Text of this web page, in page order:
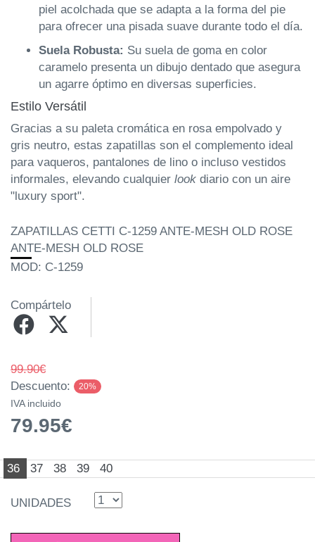
piel acolchada que se adapta a la forma del pie
para ofrecer una pisada suave durante todo el día.
Suela Robusta: Su suela de goma en color
caramelo presenta un dibujo dentado que asegura
un agarre óptimo en diversas superficies.
Estilo Versátil
Gracias a su paleta cromática en rosa empolvado y
gris neutro, estas zapatillas son el complemento ideal
para vaqueros, pantalones de lino o incluso vestidos
informales, elevando cualquier look diario con un aire
"luxury sport".
ZAPATILLAS CETTI C-1259 ANTE-MESH OLD ROSE
ANTE-MESH OLD ROSE
MOD: C-1259
Compártelo
99.90€
Descuento:
20%
IVA incluido
79.95€
36 37 38 39 40
UNIDADES